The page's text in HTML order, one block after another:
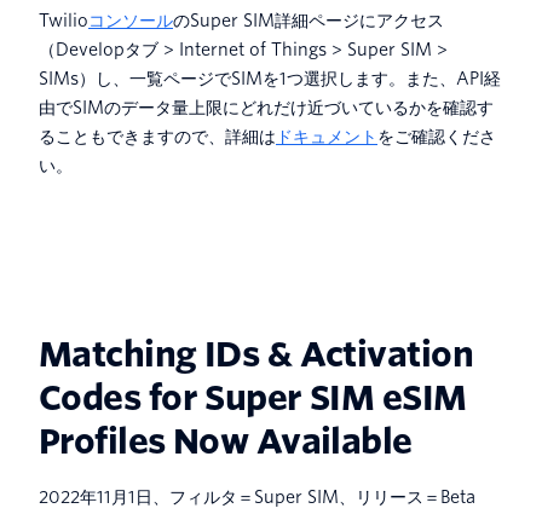
TwilioコンソールのSuper SIM詳細ページにアクセス
（Developタブ > Internet of Things > Super SIM >
SIMs）し、一覧ページでSIMを1つ選択します。また、API経
由でSIMのデータ量上限にどれだけ近づいているかを確認す
ることもできますので、詳細は ドキュメント をご確認くださ
い。
Matching IDs & Activation
Codes for Super SIM eSIM
Profiles Now Available
2022年11月1日、フィルタ＝Super SIM、リリース＝Beta